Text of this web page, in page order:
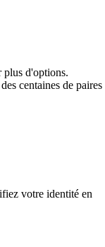
plus d'options.
centaines de paires
votre identité en